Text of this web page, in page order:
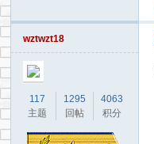
wztwzt18
117
主题
1295
回帖
4063
积分